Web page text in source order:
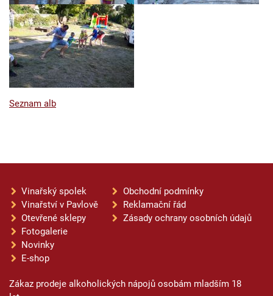
Seznam alb
Vinařský spolek
Vinařství v Pavlově
Otevřené sklepy
Fotogalerie
Novinky
E-shop
Obchodní podmínky
Reklamační řád
Zásady ochrany osobních údajů
Zákaz prodeje alkoholických nápojů osobám mladším 18